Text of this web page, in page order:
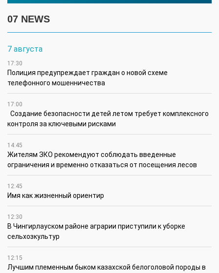
07 NEWS
7 августа
17:30
Полиция предупреждает граждан о новой схеме
телефонного мошенничества
17:00
Создание безопасности детей летом требует комплексного
контроля за ключевыми рисками
14:45
Жителям ЗКО рекомендуют соблюдать введенные
ограничения и временно отказаться от посещения лесов
12:45
Имя как жизненный ориентир
12:30
В Чингирлауском районе аграрии приступили к уборке
сельхозкультур
12:15
Лучшим племенным быком казахской белоголовой породы в